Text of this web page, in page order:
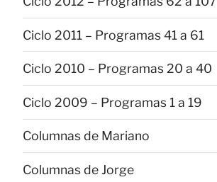
Ciclo 2011 – Programas 41 a 61
Ciclo 2010 – Programas 20 a 40
Ciclo 2009 – Programas 1 a 19
Columnas de Mariano
Columnas de Jorge